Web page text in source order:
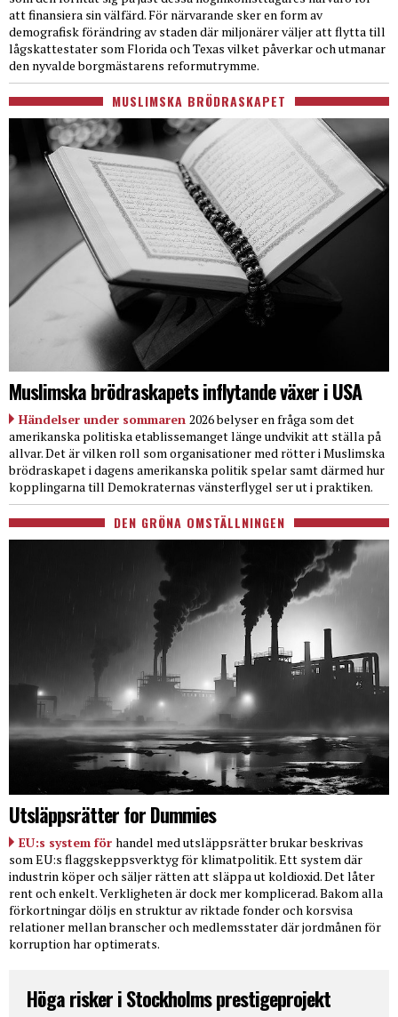
att finansiera sin välfärd. För närvarande sker en form av
demografisk förändring av staden där miljonärer väljer att flytta till
lågskattestater som Florida och Texas vilket påverkar och utmanar
den nyvalde borgmästarens reformutrymme.
MUSLIMSKA BRÖDRASKAPET
Muslimska brödraskapets inflytande växer i USA
Händelser under sommaren 2026 belyser en fråga som det
amerikanska politiska etablissemanget länge undvikit att ställa på
allvar. Det är vilken roll som organisationer med rötter i Muslimska
brödraskapet i dagens amerikanska politik spelar samt därmed hur
kopplingarna till Demokraternas vänsterflygel ser ut i praktiken.
DEN GRÖNA OMSTÄLLNINGEN
Utsläppsrätter for Dummies
EU:s system för handel med utsläppsrätter brukar beskrivas
som EU:s flaggskeppsverktyg för klimatpolitik. Ett system där
industrin köper och säljer rätten att släppa ut koldioxid. Det låter
rent och enkelt. Verkligheten är dock mer komplicerad. Bakom alla
förkortningar döljs en struktur av riktade fonder och korsvisa
relationer mellan branscher och medlemsstater där jordmånen för
korruption har optimerats.
Höga risker i Stockholms prestigeprojekt